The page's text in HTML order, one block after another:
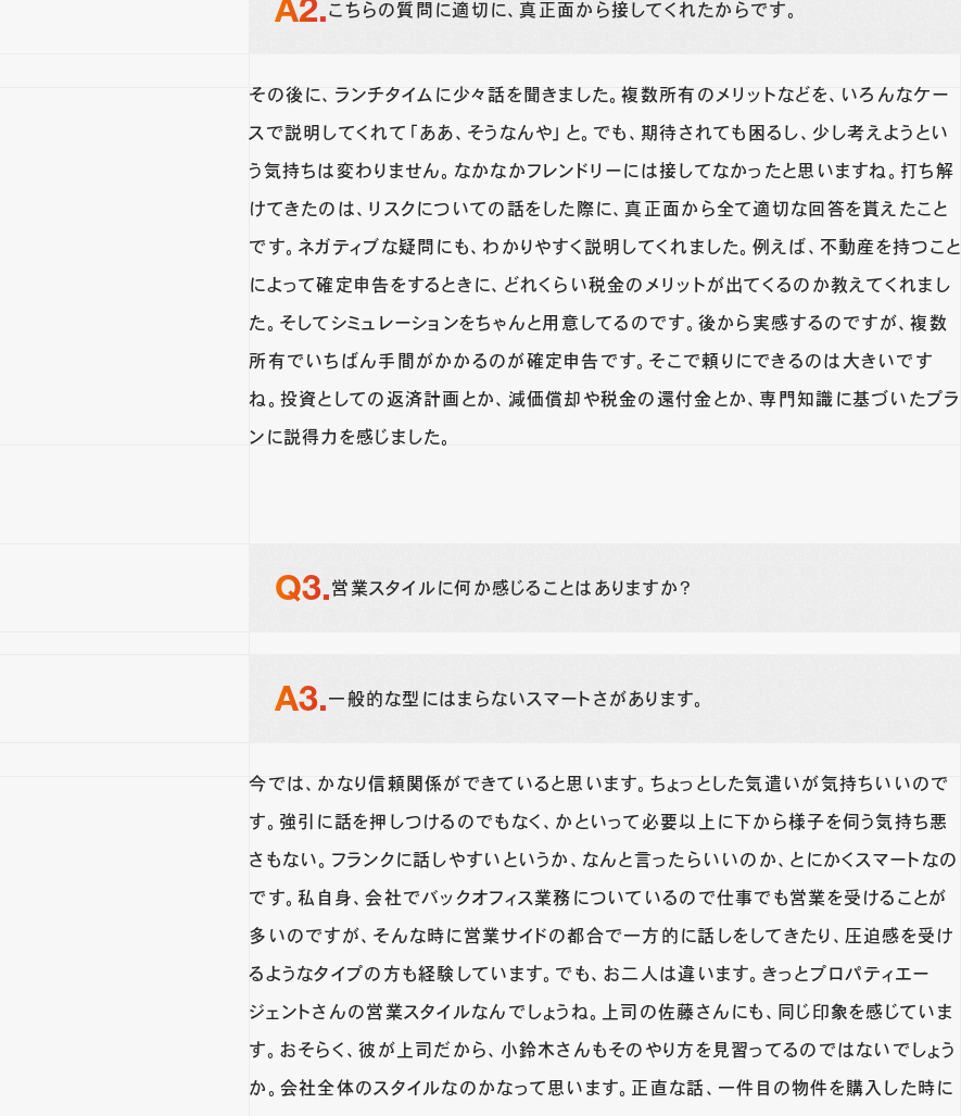
こちらの質問に適切に、真正面から接してくれたからです。
その後に、ランチタイムに少々話を聞きました。複数所有のメリットなどを、いろんなケー
スで説明してくれて「ああ、そうなんや」と。でも、期待されても困るし、少し考えようとい
う気持ちは変わりません。なかなかフレンドリーには接してなかったと思いますね。打ち解
けてきたのは、リスクについての話をした際に、真正面から全て適切な回答を貰えたこと
です。ネガティブな疑問にも、わかりやすく説明してくれました。例えば、不動産を持つこと
によって確定申告をするときに、どれくらい税金のメリットが出てくるのか教えてくれまし
た。そしてシミュレーションをちゃんと用意してるのです。後から実感するのですが、複数
所有でいちばん手間がかかるのが確定申告です。そこで頼りにできるのは大きいです
ね。投資としての返済計画とか、減価償却や税金の還付金とか、専門知識に基づいたプラ
ンに説得力を感じました。
営業スタイルに何か感じることはありますか？
一般的な型にはまらないスマートさがあります。
今では、かなり信頼関係ができていると思います。ちょっとした気遣いが気持ちいいので
す。強引に話を押しつけるのでもなく、かといって必要以上に下から様子を伺う気持ち悪
さもない。フランクに話しやすいというか、なんと言ったらいいのか、とにかくスマートなの
です。私自身、会社でバックオフィス業務についているので仕事でも営業を受けることが
多いのですが、そんな時に営業サイドの都合で一方的に話しをしてきたり、圧迫感を受け
るようなタイプの方も経験しています。でも、お二人は違います。きっとプロパティエー
ジェントさんの営業スタイルなんでしょうね。上司の佐藤さんにも、同じ印象を感じていま
す。おそらく、彼が上司だから、小鈴木さんもそのやり方を見習ってるのではないでしょう
か。会社全体のスタイルなのかなって思います。正直な話、一件目の物件を購入した時に